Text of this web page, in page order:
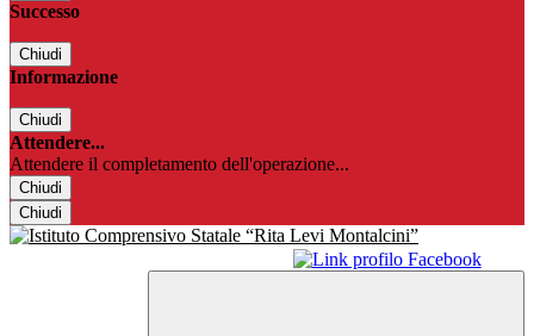
Successo
Chiudi
Informazione
Chiudi
Attendere...
Attendere il completamento dell'operazione...
Chiudi
Chiudi